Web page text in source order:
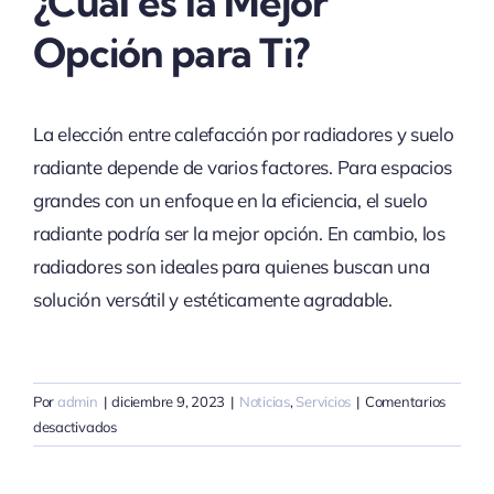
Opción para Ti?
La elección entre calefacción por radiadores y suelo
radiante depende de varios factores. Para espacios
grandes con un enfoque en la eficiencia, el suelo
radiante podría ser la mejor opción. En cambio, los
radiadores son ideales para quienes buscan una
solución versátil y estéticamente agradable.
Poradmin | diciembre 9, 2023 | Noticias, Servicios | Comentarios
desactivadosen
La